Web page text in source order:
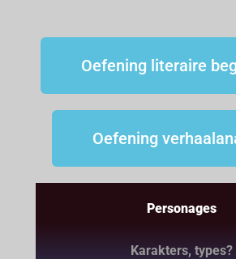
Oefening literaire
Oefening
Personages
Karakters, types?